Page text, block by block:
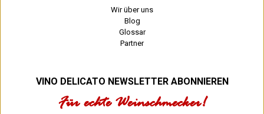
Wir über uns
Blog
Glossar
Partner
VINO DELICATO NEWSLETTER ABONNIEREN
Für echte Weinschmecker!